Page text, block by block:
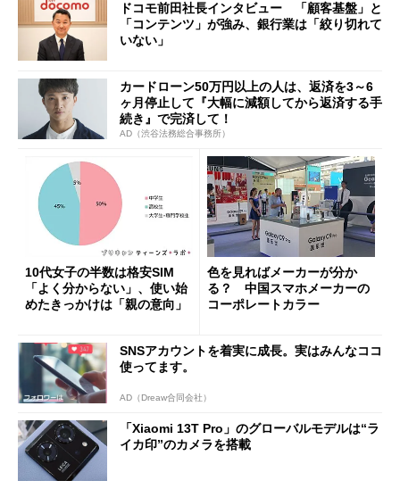
ドコモ前田社長インタビュー 「顧客基盤」と
「コンテンツ」が強み、銀行業は「絞り切れて
いない」
カードローン50万円以上の人は、返済を3～6
ヶ月停止して『大幅に減額してから返済する手
続き』で完済して！
AD（渋谷法務総合事務所）
10代女子の半数は格安SIM
「よく分からない」、使い始
めたきっかけは「親の意向」
色を見ればメーカーが分か
る？ 中国スマホメーカーの
コーポレートカラー
SNSアカウントを着実に成長。実はみんなココ
使ってます。
AD（Dreaw合同会社）
「Xiaomi 13T Pro」のグローバルモデルは“ラ
イカ印”のカメラを搭載